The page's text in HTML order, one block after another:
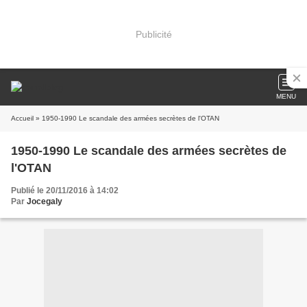
Publicité
MENU
Accueil » 1950-1990 Le scandale des armées secrètes de l'OTAN
1950-1990 Le scandale des armées secrètes de
l'OTAN
Publié le 20/11/2016 à 14:02
Par Jocegaly